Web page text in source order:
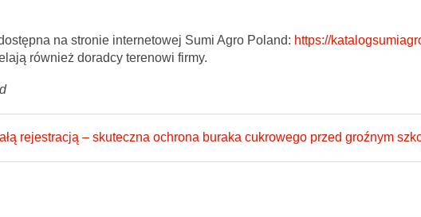
na stronie internetowej Sumi Agro Poland: https://
również doradcy terenowi firmy.
rejestracją – skuteczna ochrona buraka cukrowego przed groźnym